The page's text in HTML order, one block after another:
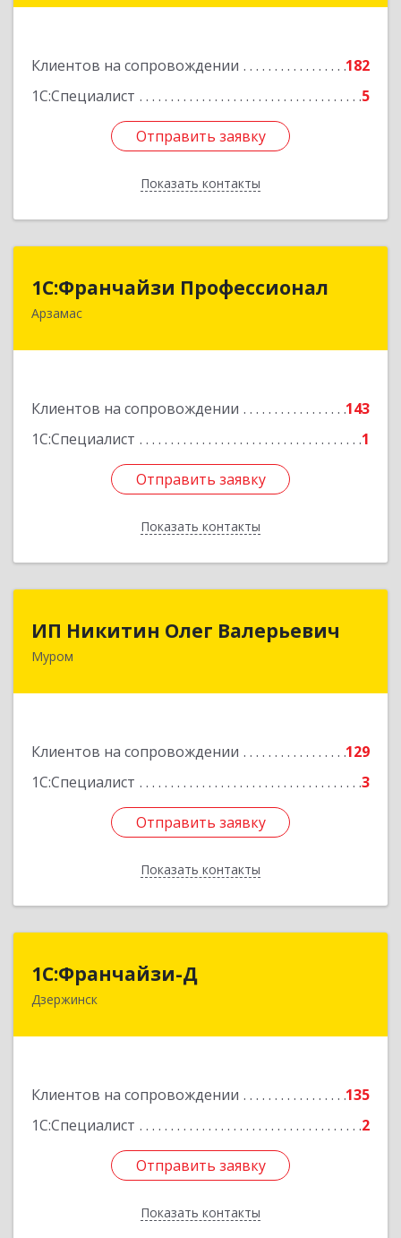
Клиентов на сопровождении
182
1С:Специалист
5
Отправить заявку
Показать контакты
Отправить заявку
Назад
1С:Франчайзи Профессионал
Арзамас
Клиентов на сопровождении
143
1С:Специалист
1
Отправить заявку
Показать контакты
1С:Франчайзи Профессионал
607227, Нижегородская обл, Арзамас г, Кирова
Отправить заявку
Назад
ИП Никитин Олег Валерьевич
Муром
Клиентов на сопровождении
129
1С:Специалист
3
Отправить заявку
Показать контакты
Отправить заявку
Назад
1С:Франчайзи-Д
Дзержинск
Клиентов на сопровождении
135
1С:Специалист
2
Отправить заявку
Показать контакты
606025, Нижегородская обл, Дзержинск г,
Отправить заявку
Назад